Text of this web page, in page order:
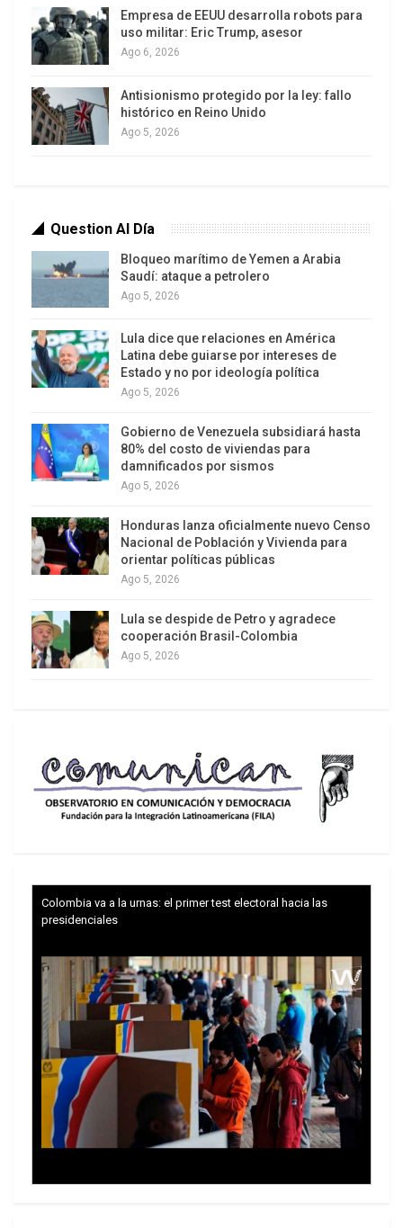
Empresa de EEUU desarrolla robots para
uso militar: Eric Trump, asesor
Ago 6, 2026
Antisionismo protegido por la ley: fallo
histórico en Reino Unido
Ago 5, 2026
Question Al Día
Bloqueo marítimo de Yemen a Arabia
Saudí: ataque a petrolero
Ago 5, 2026
Lula dice que relaciones en América
Latina debe guiarse por intereses de
Estado y no por ideología política
Ago 5, 2026
Gobierno de Venezuela subsidiará hasta
80% del costo de viviendas para
damnificados por sismos
Ago 5, 2026
Honduras lanza oficialmente nuevo Censo
Nacional de Población y Vivienda para
orientar políticas públicas
Ago 5, 2026
Lula se despide de Petro y agradece
cooperación Brasil-Colombia
Ago 5, 2026
Colombia va a la urnas: el primer test electoral hacia las
presidenciales